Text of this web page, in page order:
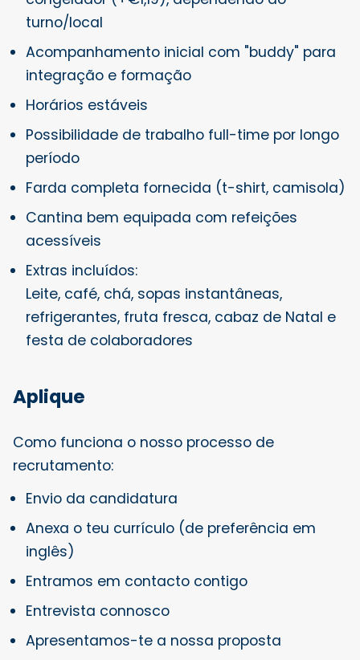
turno/local
Acompanhamento inicial com "buddy" para
integração e formação
Horários estáveis
Possibilidade de trabalho full-time por longo
período
Farda completa fornecida (t-shirt, camisola)
Cantina bem equipada com refeições
acessíveis
Extras incluídos:
Leite, café, chá, sopas instantâneas,
refrigerantes, fruta fresca, cabaz de Natal e
festa de colaboradores
Aplique
Como funciona o nosso processo de
recrutamento:
Envio da candidatura
Anexa o teu currículo (de preferência em
inglês)
Entramos em contacto contigo
Entrevista connosco
Apresentamos-te a nossa proposta